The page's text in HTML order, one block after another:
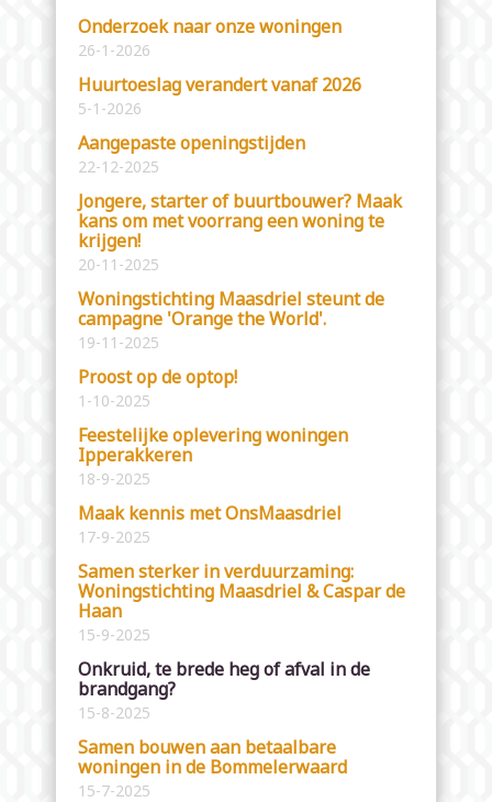
Onderzoek naar onze woningen
26-1-2026
Huurtoeslag verandert vanaf 2026
5-1-2026
Aangepaste openingstijden
22-12-2025
Jongere, starter of buurtbouwer? Maak
kans om met voorrang een woning te
krijgen!
20-11-2025
Woningstichting Maasdriel steunt de
campagne 'Orange the World'.
19-11-2025
Proost op de optop!
1-10-2025
Feestelijke oplevering woningen
Ipperakkeren
18-9-2025
Maak kennis met OnsMaasdriel
17-9-2025
Samen sterker in verduurzaming:
Woningstichting Maasdriel & Caspar de
Haan
15-9-2025
Onkruid, te brede heg of afval in de
brandgang?
15-8-2025
Samen bouwen aan betaalbare
woningen in de Bommelerwaard
15-7-2025